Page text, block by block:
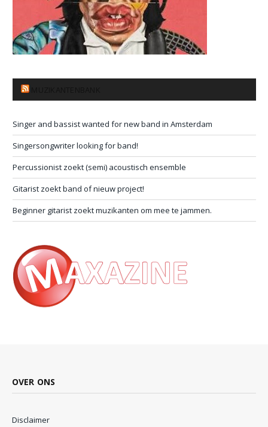
Singer and bassist wanted for new band in Amsterdam
Singersongwriter looking for band!
Percussionist zoekt (semi) acoustisch ensemble
Gitarist zoekt band of nieuw project!
Beginner gitarist zoekt muzikanten om mee te jammen.
OVER ONS
Disclaimer